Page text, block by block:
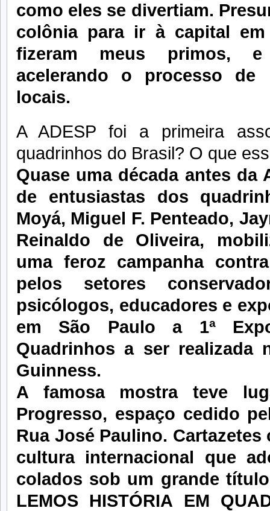
como eles se divertiam.
colônia para ir à capital
fizeram meus primos, e
acelerando o processo de
locais.
A ADESP foi a primeira
quadrinhos do Brasil? O que
Quase uma década antes da
de entusiastas dos
Moyá, Miguel F. Penteado,
Reinaldo de Oliveira,
uma feroz campanha
pelos setores
psicólogos, educadores e
em São Paulo a 1ª
Quadrinhos a ser realizada
Guinness.
A famosa mostra teve
Progresso, espaço cedido
Rua José Paulino.
cultura internacional que
colados sob um grande
LEMOS HISTÓRIA EM